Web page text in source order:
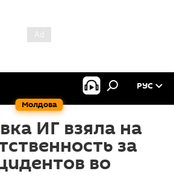
Молдова
РУС
ИГ взяла на
за
во